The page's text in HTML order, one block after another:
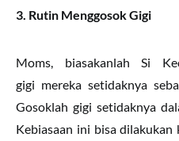
3. Rutin Menggosok Gigi
Moms, biasakanlah Si
gigi mereka setidaknya
Gosoklah gigi setidaknya
Kebiasaan ini bisa